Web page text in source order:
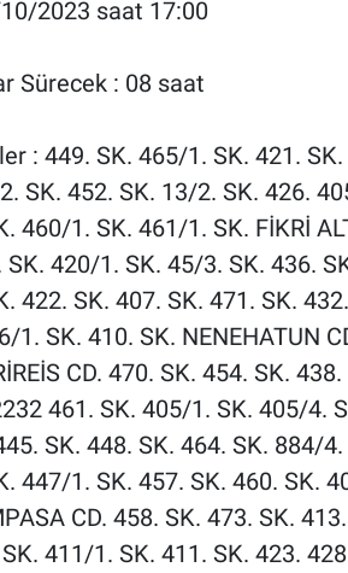
2023 saat 17:00
Sürecek : 08 saat
: 449. SK. 465/1. SK. 421.
SK. 452. SK. 13/2. SK. 426.
460/1. SK. 461/1. SK. FİKRİ
SK. 420/1. SK. 45/3. SK. 436.
422. SK. 407. SK. 471. SK.
1. SK. 410. SK. NENEHATUN
CD. 470. SK. 454. SK.
461. SK. 405/1. SK. 405/4.
SK. 448. SK. 464. SK. 884/
447/1. SK. 457. SK. 460. SK.
CD. 458. SK. 473. SK.
411/1. SK. 411. SK. 423.